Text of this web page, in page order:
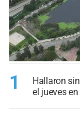
1
Hallaron
el jueves